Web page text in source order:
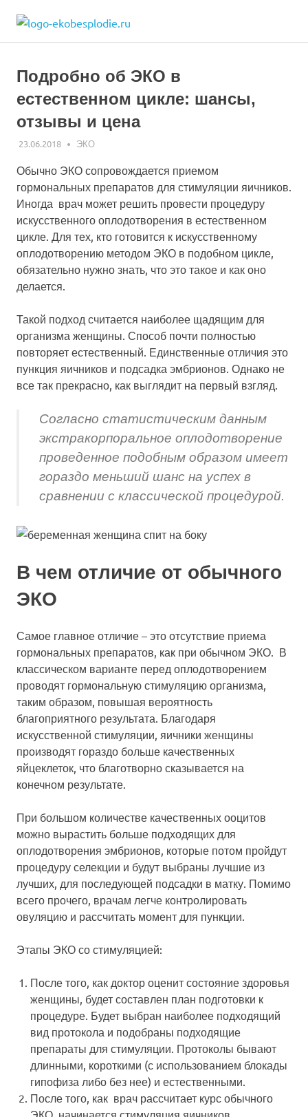
content
и
лечении
бесплодия
Подробно об ЭКО в
естественном цикле: шансы,
отзывы и цена
23.06.2018 ЭКО-1
ЭКО
Обычно ЭКО сопровождается приемом
гормональных препаратов для стимуляции яичников.
Иногда врач может решить провести процедуру
искусственного оплодотворения в естественном
цикле. Для тех, кто готовится к искусственному
оплодотворению методом ЭКО в подобном цикле,
обязательно нужно знать, что это такое и как оно
делается.
Такой подход считается наиболее щадящим для
организма женщины. Способ почти полностью
повторяет естественный. Единственные отличия это
пункция яичников и подсадка эмбрионов. Однако не
все так прекрасно, как выглядит на первый взгляд.
Согласно статистическим данным
экстракорпоральное оплодотворение
проведенное подобным образом имеет
гораздо меньший шанс на успех в
сравнении с классической процедурой.
В чем отличие от обычного
ЭКО
Самое главное отличие – это отсутствие приема
гормональных препаратов, как при обычном ЭКО. В
классическом варианте перед оплодотворением
проводят гормональную стимуляцию организма,
таким образом, повышая вероятность
благоприятного результата. Благодаря
искусственной стимуляции, яичники женщины
производят гораздо больше качественных
яйцеклеток, что благотворно сказывается на
конечном результате.
При большом количестве качественных ооцитов
можно вырастить больше подходящих для
оплодотворения эмбрионов, которые потом пройдут
процедуру селекции и будут выбраны лучшие из
лучших, для последующей подсадки в матку. Помимо
всего прочего, врачам легче контролировать
овуляцию и рассчитать момент для пункции.
Этапы ЭКО со стимуляцией:
После того, как доктор оценит состояние здоровья
женщины, будет составлен план подготовки к
процедуре. Будет выбран наиболее подходящий
вид протокола и подобраны подходящие
препараты для стимуляции. Протоколы бывают
длинными, короткими (с использованием блокады
гипофиза либо без нее) и естественными.
После того, как врач рассчитает курс обычного
ЭКО, начинается стимуляция яичников